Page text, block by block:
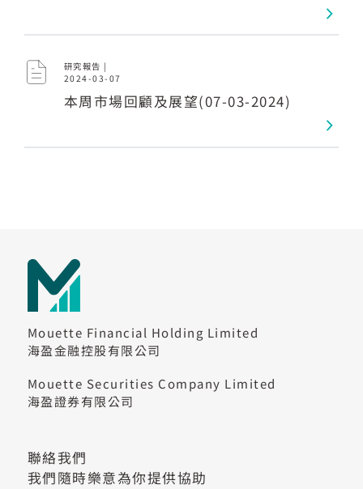
研究報告 |
2024-03-07
本周市場回顧及展望(07-03-2024)
Mouette Financial Holding Limited
海盈金融控股有限公司
Mouette Securities Company Limited
海盈證券有限公司
聯絡我們
我們隨時樂意為你提供協助